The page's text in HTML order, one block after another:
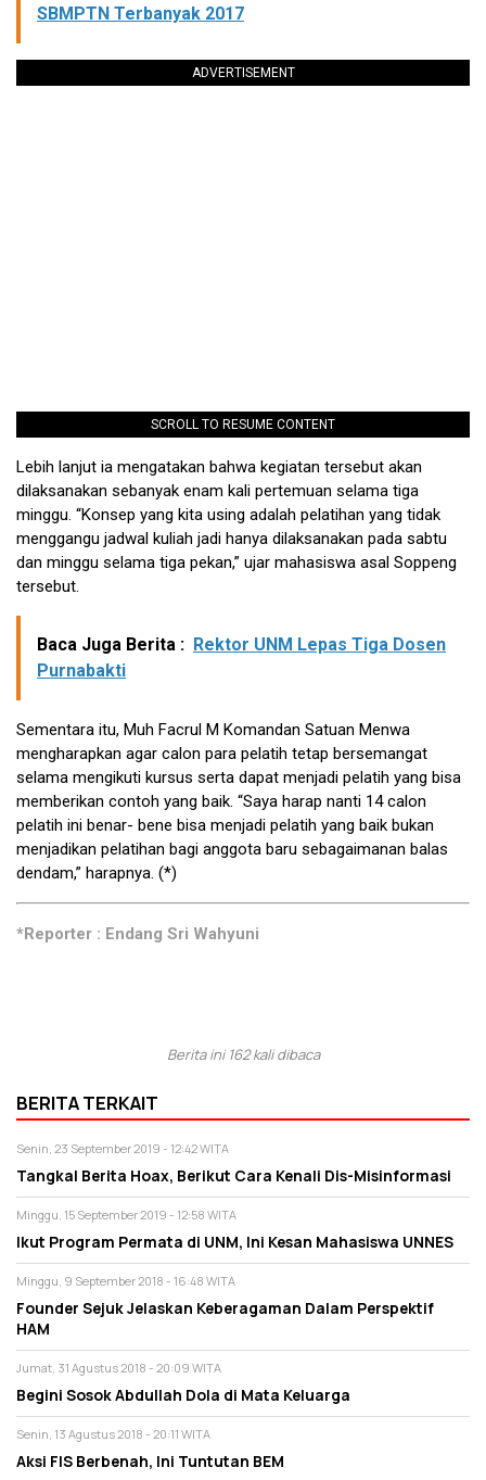
SBMPTN Terbanyak 2017
ADVERTISEMENT
SCROLL TO RESUME CONTENT
Lebih lanjut ia mengatakan bahwa kegiatan tersebut akan
dilaksanakan sebanyak enam kali pertemuan selama tiga
minggu. “Konsep yang kita using adalah pelatihan yang tidak
menggangu jadwal kuliah jadi hanya dilaksanakan pada sabtu
dan minggu selama tiga pekan,” ujar mahasiswa asal Soppeng
tersebut.
Baca Juga Berita : Rektor UNM Lepas Tiga Dosen
Purnabakti
Sementara itu, Muh Facrul M Komandan Satuan Menwa
mengharapkan agar calon para pelatih tetap bersemangat
selama mengikuti kursus serta dapat menjadi pelatih yang bisa
memberikan contoh yang baik. “Saya harap nanti 14 calon
pelatih ini benar- bene bisa menjadi pelatih yang baik bukan
menjadikan pelatihan bagi anggota baru sebagaimanan balas
dendam,” harapnya. (*)
*Reporter : Endang Sri Wahyuni
Berita ini 162 kali dibaca
BERITA TERKAIT
Senin, 23 September 2019 - 12:42 WITA
Tangkal Berita Hoax, Berikut Cara Kenali Dis-Misinformasi
Minggu, 15 September 2019 - 12:58 WITA
Ikut Program Permata di UNM, Ini Kesan Mahasiswa UNNES
Minggu, 9 September 2018 - 16:48 WITA
Founder Sejuk Jelaskan Keberagaman Dalam Perspektif
HAM
Jumat, 31 Agustus 2018 - 20:09 WITA
Begini Sosok Abdullah Dola di Mata Keluarga
Senin, 13 Agustus 2018 - 20:11 WITA
Aksi FIS Berbenah, Ini Tuntutan BEM